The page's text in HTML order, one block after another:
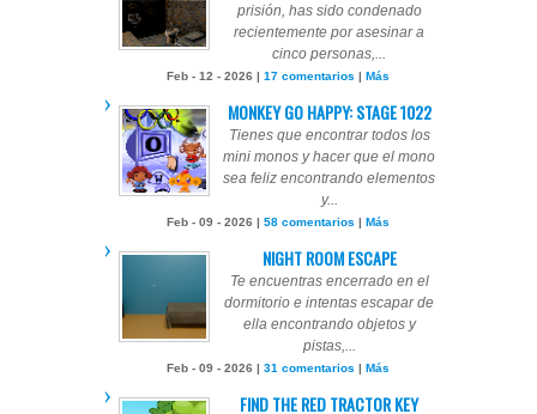
prisión, has sido condenado
recientemente por asesinar a
cinco personas,...
Feb - 12 - 2026 | 17 comentarios | Más
MONKEY GO HAPPY: STAGE 1022
Tienes que encontrar todos los
mini monos y hacer que el mono
sea feliz encontrando elementos
y...
Feb - 09 - 2026 | 58 comentarios | Más
NIGHT ROOM ESCAPE
Te encuentras encerrado en el
dormitorio e intentas escapar de
ella encontrando objetos y
pistas,...
Feb - 09 - 2026 | 31 comentarios | Más
FIND THE RED TRACTOR KEY